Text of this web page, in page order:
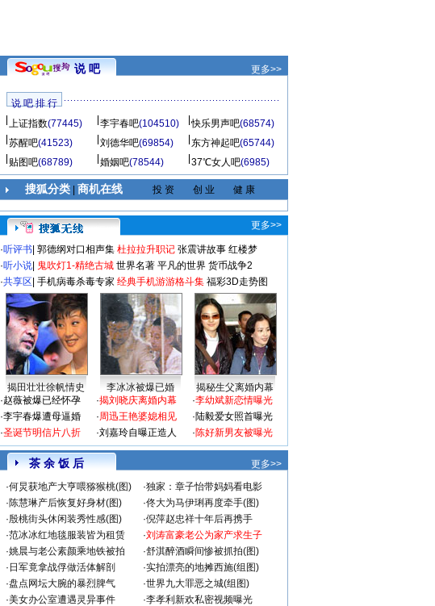
说 吧 更多>>
说 吧 排 行
上证指数(77445) 李宇春吧(104510) 快乐男声吧(68574)
苏醒吧(41523) 刘德华吧(69854) 东方神起吧(65744)
贴图吧(68789) 婚姻吧(78544) 37℃女人吧(6985)
搜狐分类| 商机在线 投 资 创 业 健 康
更多>>
·听评书 郭德纲对口相声集 杜拉拉升职记 张震讲故事 红楼梦
·听小说 鬼吹灯1-精绝古城 世界名著 平凡的世界 货币战争2
·共享区 手机病毒杀毒专家 经典手机游游格斗集 福彩3D走势图
揭田壮壮徐帆情史 李冰冰被爆已婚
揭秘生父离婚内幕
·赵薇被爆已经怀孕
·李宇春爆遭母逼婚
·圣诞节明信片八折
·揭刘晓庆离婚内幕
·周迅王艳婆媳相见
·刘嘉玲自曝正造人
·李幼斌新恋情曝光
·陆毅爱女照首曝光
·陈好新男友被曝光
茶 余 饭 后
更多>>
·何炅获地产大亨喂猕猴桃(图) ·独家：章子怡带妈妈看电影
·陈慧琳产后恢复好身材(图) ·佟大为马伊琍再度牵手(图)
·殷桃街头休闲装秀性感(图) ·倪萍赵忠祥十年后再携手
·范冰冰红地毯服装皆为租赁 ·刘涛富豪老公为家产求生子
·姚晨与老公素颜乘地铁被拍 ·舒淇醉酒瞬间惨被抓拍(图)
· 日军竟拿战俘做活体解剖 ·实拍漂亮的地摊西施(组图)
·盘点网坛大腕的暴烈脾气 ·世界九大罪恶之城(组图)
·美女办公室遭遇灵异事件 ·李孝利新欢私密视频曝光